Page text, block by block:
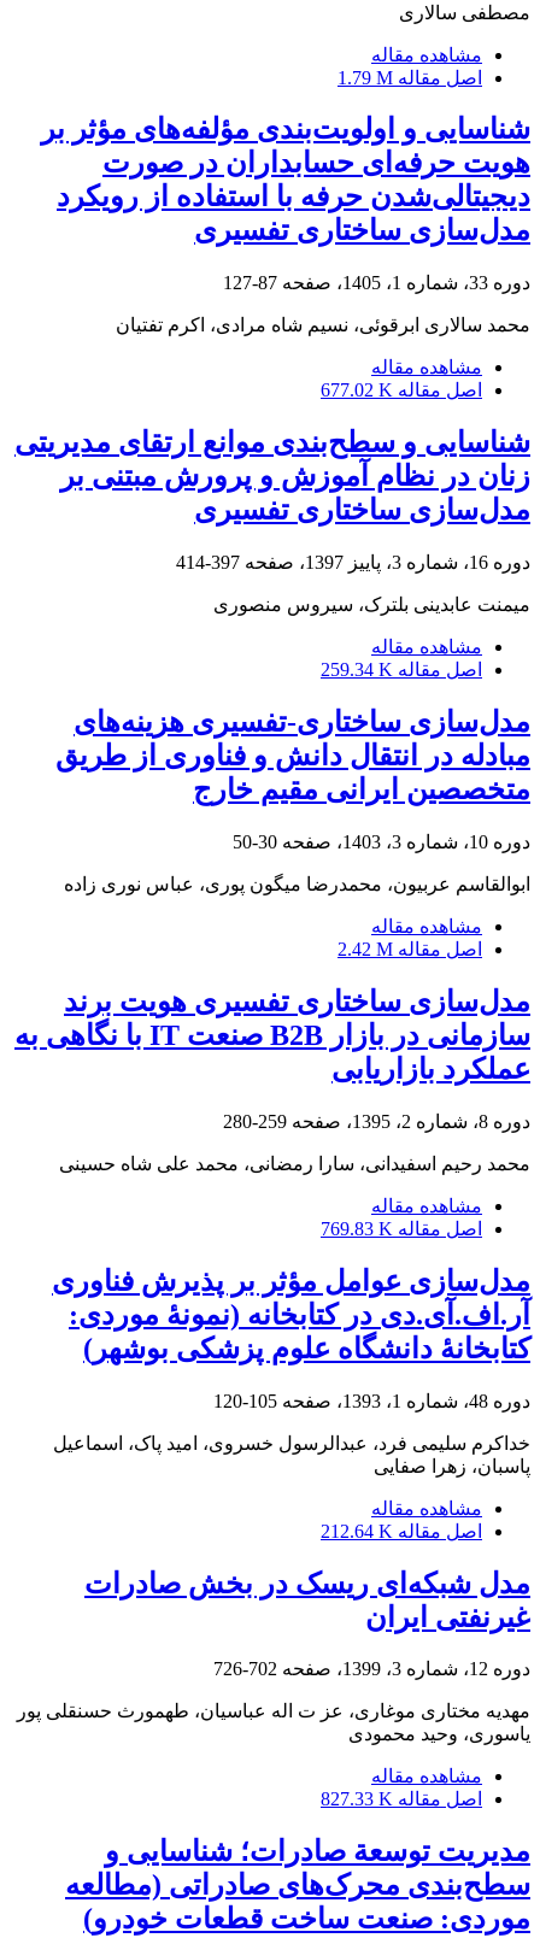
مصطفی سالاری
مشاهده مقاله
اصل مقاله 1.79 M
شناسایی و اولویت‌بندی مؤلفه‌‏های مؤثر بر
هویت حرفه‌ای حسابداران در صورت
دیجیتالی‌‏شدن حرفه با استفاده از رویکرد
مدل‌سازی ساختاری تفسیری
دوره 33، شماره 1، 1405، صفحه 87-127
محمد سالاری ابرقوئی، نسیم شاه مرادی، اکرم تفتیان
مشاهده مقاله
اصل مقاله 677.02 K
شناسایی و سطح‌بندی موانع ارتقای مدیریتی
زنان در نظام آموزش و پرورش مبتنی بر
مدل‌سازی ساختاری تفسیری
دوره 16، شماره 3، پاییز 1397، صفحه 397-414
میمنت عابدینی بلترک، سیروس منصوری
مشاهده مقاله
اصل مقاله 259.34 K
مدل‌سازی ساختاری-تفسیری هزینه‌های
مبادله در انتقال دانش و فناوری از طریق
متخصصین ایرانی مقیم خارج
دوره 10، شماره 3، 1403، صفحه 30-50
ابوالقاسم عربیون، محمدرضا میگون پوری، عباس نوری زاده
مشاهده مقاله
اصل مقاله 2.42 M
مدل‌سازی ساختاری تفسیری هویت برند
سازمانی در بازار B2B صنعت IT با نگاهی به
عملکرد بازاریابی
دوره 8، شماره 2، 1395، صفحه 259-280
محمد رحیم اسفیدانی، سارا رمضانی، محمد علی شاه حسینی
مشاهده مقاله
اصل مقاله 769.83 K
مدل‌سازی عوامل مؤثر بر پذیرش فناوری
آر.اف.آی.دی در کتابخانه (نمونۀ موردی:
کتابخانۀ دانشگاه علوم پزشکی بوشهر)
دوره 48، شماره 1، 1393، صفحه 105-120
خداکرم سلیمی فرد، عبدالرسول خسروی، امید پاک، اسماعیل
پاسبان، زهرا صفایی
مشاهده مقاله
اصل مقاله 212.64 K
مدل شبکه‌ای ریسک در بخش صادرات
غیرنفتی ایران
دوره 12، شماره 3، 1399، صفحه 702-726
مهدیه مختاری موغاری، عز ت اله عباسیان، طهمورث حسنقلی پور
یاسوری، وحید محمودی
مشاهده مقاله
اصل مقاله 827.33 K
مدیریت توسعة صادرات؛ شناسایی و
سطح‌بندی محرک‌های صادراتی (مطالعه
موردی: صنعت ساخت قطعات خودرو)